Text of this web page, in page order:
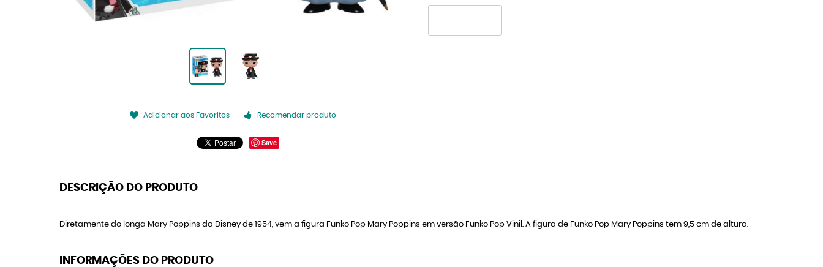
Adicionar aos Favoritos Recomendar produto
Save
DESCRIÇÃO DO PRODUTO
Diretamente do longa Mary Poppins da Disney de 1954, vem a figura Funko Pop Mary Poppins em versão Funko Pop Vinil. A figura de Funko Pop Mary Poppins tem 9,5 cm de altura.
INFORMAÇÕES DO PRODUTO